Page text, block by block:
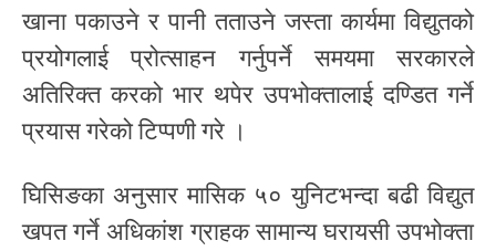
खाना पकाउने र पानी तताउने जस्ता कार्यमा विद्युतको
प्रयोगलाई प्रोत्साहन गर्नुपर्ने समयमा सरकारले
अतिरिक्त करको भार थपेर उपभोक्तालाई दण्डित गर्ने
प्रयास गरेको टिप्पणी गरे ।
घिसिङका अनुसार मासिक ५० युनिटभन्दा बढी विद्युत
खपत गर्ने अधिकांश ग्राहक सामान्य घरायसी उपभोक्ता